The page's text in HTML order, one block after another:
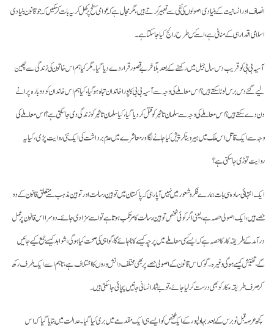
انصاف اور انسانیت کے بنیادی اصولوں کی نفی سے تعبیر کرتے ہیں، مگر مجال ہے کہ عوامی سطح پر کھل کر یہ بات کر سکیں کہ جو قانون بنیادی
اسلامی اقدار ہی کے منافی ہے، اسے کس طرح رائج کیا جا سکتا ہے۔
آسیہ بی بی کو قریب دس سال جیل میں رکھنے کے بعد بلآخر بے قصور قرار دے دیا گیا۔ مگر کیا ہم اس خاتون کی زندگی سے چھین
لیے گئے دس برس لوٹا سکتے ہیں؟ اس معاملے کی وجہ سے آسیہ بی بی کا پورا خاندان تباہ ہو گیا، کیا ہم اس خاندان کو دوبارہ پرانے
دن دے سکتے ہیں؟ اس معاملے کی وجہ سے سلمان تاثیر کو قتل کر دیا گیا، کیا سلمان تاثیر کو زندگی دی جا سکتی ہے؟ اس معاملے کی
وجہ سے ایک قاتل اس ملک میں ہیرو بنا کر پیش کیا جانے لگا اور معاشرے میں عدم برداشت کی ایک نئی روایت پڑی، کیا یہ
روایت توڑی جا سکتی ہے؟
ایک انتہائی سادہ سی بات ہمارے فکر و شعور میں نہیں آ پا رہی کہ پاکستان میں توہین رسالت اور توہین مذہب سے متعلق قانون کے دو
حصے ہیں، ایک اصولی حصہ ہے، یعنی اگر کوئی شخص توہین رسالت کا مرتکب ہوتا ہے تو اسے سزا دی جائے۔ دوسرا اس قانون پر عمل
درآمد کے طریقہ کار کا حصہ ہے کہ ایسے کسی معاملے میں پرچہ کیسے کاٹا جائے گا، گواہی کی صحت کیا ہو گی، شواہد کیسے جمع کیے جائیں
گے، تفتیش کیسے ہو گی وغیرہ۔ گو کہ اس قانون کے اصولی حصے پر بھی مختلف دانش وروں کا اختلاف ہے، تاہم اسے ایک طرف رکھ
کر صرف طریقہء کار کو بھی درست کر لیا جائے، تو بے شمار انسانی جانیں پچائی جا سکتی ہیں۔
کچھ عرصہ قبل نو برس کے بعد بہاولپور کے ایک شخص کو ایسے ہی ایک مقدمے میں بری کیا گیا۔ عدالت میں بتایا گیا کہ اس